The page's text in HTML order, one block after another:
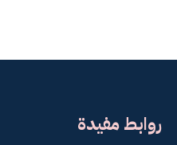
روابط مفيدة